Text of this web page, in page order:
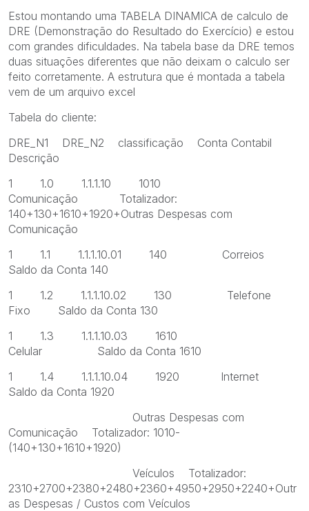
Estou montando uma TABELA DINAMICA de calculo de
DRE (Demonstração do Resultado do Exercício) e estou
com grandes dificuldades. Na tabela base da DRE temos
duas situações diferentes que não deixam o calculo ser
feito corretamente. A estrutura que é montada a tabela
vem de um arquivo excel
Tabela do cliente:
DRE_N1 DRE_N2 classificação Conta Contabil
Descrição
1 1.0 1.1.1.10 1010
Comunicação Totalizador:
140+130+1610+1920+Outras Despesas com
Comunicação
1 1.1 1.1.1.10.01 140 Correios
Saldo da Conta 140
1 1.2 1.1.1.10.02 130 Telefone
Fixo Saldo da Conta 130
1 1.3 1.1.1.10.03 1610
Celular Saldo da Conta 1610
1 1.4 1.1.1.10.04 1920 Internet
Saldo da Conta 1920
Outras Despesas com
Comunicação Totalizador: 1010-
(140+130+1610+1920)
Veículos Totalizador:
2310+2700+2380+2480+2360+4950+2950+2240+Outr
as Despesas / Custos com Veículos